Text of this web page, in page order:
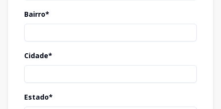
Bairro*
Cidade*
Estado*